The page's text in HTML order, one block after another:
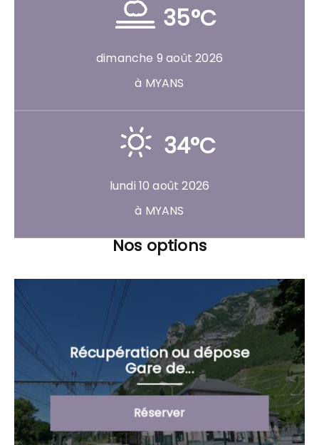
35°C
dimanche 9 août 2026
à MYANS
34°C
lundi 10 août 2026
à MYANS
Nos options
Récupération ou dépose
Gare de...
Réserver